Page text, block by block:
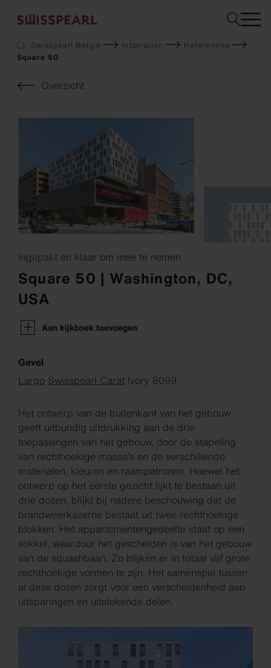
Bedrijf
Services
Staal bestellen
Duurzaamheid
Gevel
Bouw
Swisspearl België Inspiration
Referenties
Square 50
Overzicht
Ingepakt en klaar om mee te nemen
Square 50 | Washington, DC,
USA
Aan kijkboek toevoegen
Gevel
Largo Swisspearl Carat Ivory 8099
Het ontwerp van de buitenkant van het gebouw
geeft uitbundig uitdrukking aan de drie
toepassingen van het gebouw, door de stapeling
van rechthoekige massa’s en de verschillende
materialen, kleuren en raampatronen. Hoewel het
ontwerp op het eerste gezicht lijkt te bestaan uit
drie dozen, blijkt bij nadere beschouwing dat de
brandweerkazerne bestaat uit twee rechthoekige
blokken. Het appartementengedeelte staat op een
sokkel, waardoor het gescheiden is van het gebouw
van de squashbaan. Zo blijken er in totaal vijf grote
rechthoekige vormen te zijn. Het samenspel tussen
al deze dozen zorgt voor een verscheidenheid aan
uitsparingen en uitstekende delen.